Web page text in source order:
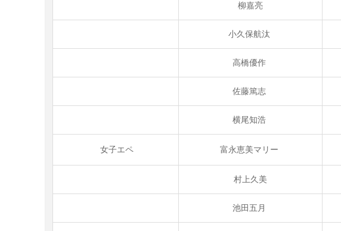
柳嘉亮
小久保航汰
高橋優作
佐藤篤志
横尾知浩
女子エペ 富永恵美マリー
村上久美
池田五月